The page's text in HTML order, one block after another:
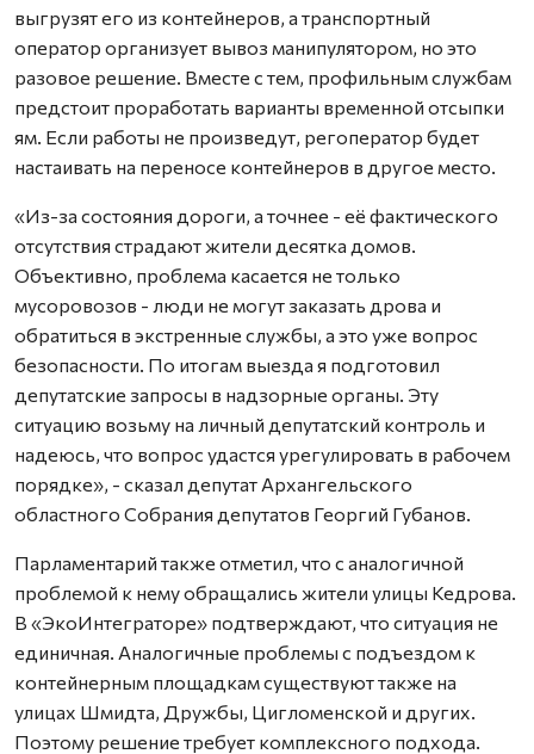
выгрузят его из контейнеров, а транспортный
оператор организует вывоз манипулятором, но это
разовое решение. Вместе с тем, профильным службам
предстоит проработать варианты временной отсыпки
ям. Если работы не произведут, регоператор будет
настаивать на переносе контейнеров в другое место.
«Из-за состояния дороги, а точнее - её фактического
отсутствия страдают жители десятка домов.
Объективно, проблема касается не только
мусоровозов - люди не могут заказать дрова и
обратиться в экстренные службы, а это уже вопрос
безопасности. По итогам выезда я подготовил
депутатские запросы в надзорные органы. Эту
ситуацию возьму на личный депутатский контроль и
надеюсь, что вопрос удастся урегулировать в рабочем
порядке», - сказал депутат Архангельского
областного Собрания депутатов Георгий Губанов.
Парламентарий также отметил, что с аналогичной
проблемой к нему обращались жители улицы Кедрова.
В «ЭкоИнтеграторе» подтверждают, что ситуация не
единичная. Аналогичные проблемы с подъездом к
контейнерным площадкам существуют также на
улицах Шмидта, Дружбы, Цигломенской и других.
Поэтому решение требует комплексного подхода.